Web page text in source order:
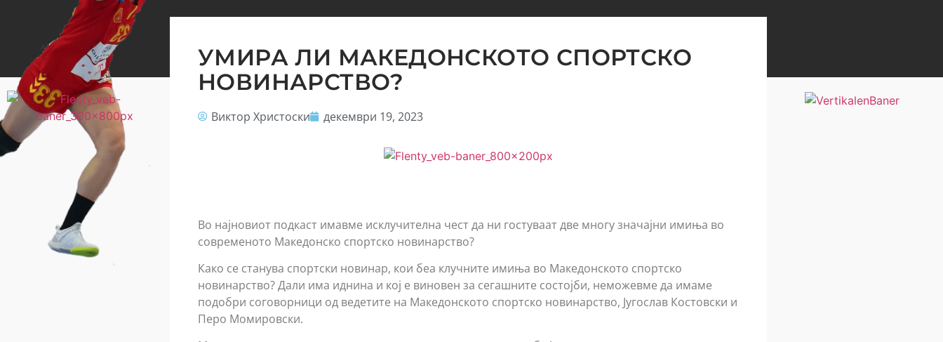
УМИРА ЛИ МАКЕДОНСКОТО СПОРТСКО
НОВИНАРСТВО?
Виктор Христоски декември 19, 2023
Во најновиот подкаст имавме исклучителна чест да ни гостуваат две многу значајни имиња во
современото Македонско спортско новинарство?
Како се станува спортски новинар, кои беа клучните имиња во Македонското спортско
новинарство? Дали има иднина и кој е виновен за сегашните состојби, неможевме да имаме
подобри соговорници од ведетите на Македонското спортско новинарство, Југослав Костовски и
Перо Момировски.